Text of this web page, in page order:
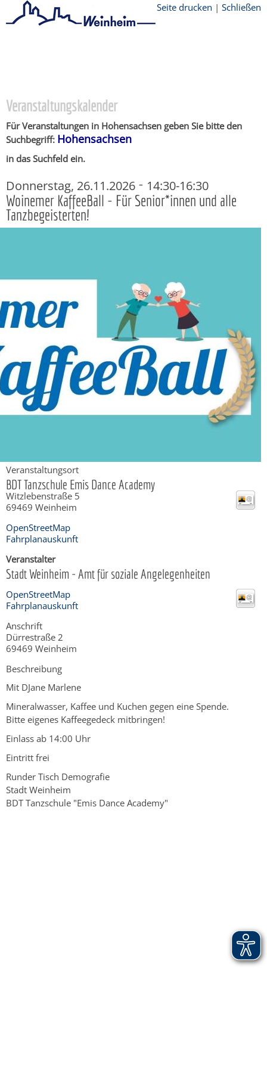
Seite drucken | Schließen
Veranstaltungskalender
Für Veranstaltungen in Hohensachsen geben Sie bitte den
Suchbegriff: Hohensachsen
in das Suchfeld ein.
Donnerstag, 26.11.2026 - 14:30-16:30
Woinemer KaffeeBall - Für Senior*innen und alle
Tanzbegeisterten!
Veranstaltungsort
BDT Tanzschule Emis Dance Academy
Witzlebenstraße 5
69469 Weinheim
OpenStreetMap
Fahrplanauskunft
Veranstalter
Stadt Weinheim - Amt für soziale Angelegenheiten
OpenStreetMap
Fahrplanauskunft
Anschrift
Dürrestraße 2
69469 Weinheim
Beschreibung
Mit DJane Marlene
Mineralwasser, Kaffee und Kuchen gegen eine Spende.
Bitte eigenes Kaffeegedeck mitbringen!
Einlass ab 14:00 Uhr
Eintritt frei
Runder Tisch Demografie
Stadt Weinheim
BDT Tanzschule "Emis Dance Academy"